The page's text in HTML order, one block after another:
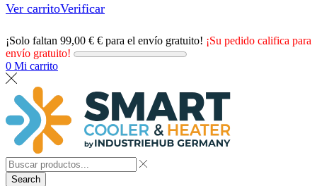
Ver carritoVerificar
¡Solo faltan 99,00 € € para el envío gratuito! ¡Su pedido califica para
envío gratuito!
0 Mi carrito
Search